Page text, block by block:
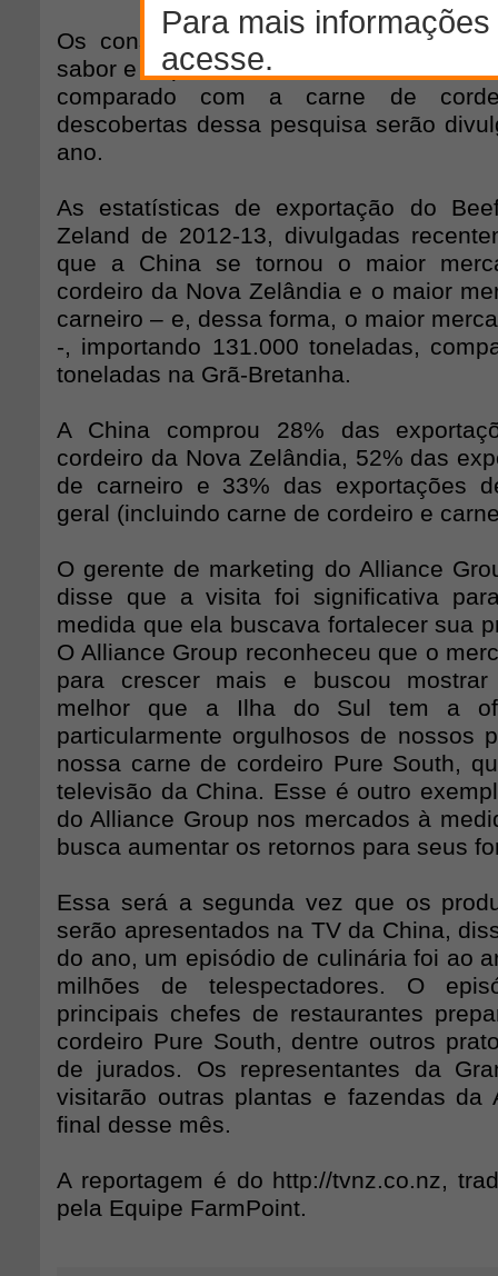
Os consumidores chineses foram
sabor e a qualidade da carne de
comparado com a carne de
descobertas dessa pesquisa serão
ano.
As estatísticas de exportação do
Zeland de 2012-13, divulgadas
que a China se tornou o maior
cordeiro da Nova Zelândia e o maior
carneiro – e, dessa forma, o maior
-, importando 131.000 toneladas,
toneladas na Grã-Bretanha.
A China comprou 28% das
cordeiro da Nova Zelândia, 52% das
de carneiro e 33% das exportações
geral (incluindo carne de cordeiro e
O gerente de marketing do Alliance
disse que a visita foi significativa
medida que ela buscava fortalecer sua
O Alliance Group reconheceu que o
para crescer mais e buscou
melhor que a Ilha do Sul tem a
particularmente orgulhosos de nossos
nossa carne de cordeiro Pure South,
televisão da China. Esse é outro
do Alliance Group nos mercados à
busca aumentar os retornos para seus
Essa será a segunda vez que os
serão apresentados na TV da China,
do ano, um episódio de culinária foi ao
milhões de telespectadores. O
principais chefes de restaurantes
cordeiro Pure South, dentre outros
de jurados. Os representantes da
visitarão outras plantas e fazendas da
final desse mês.
A reportagem é do http://tvnz.co.nz,
pela Equipe FarmPoint.